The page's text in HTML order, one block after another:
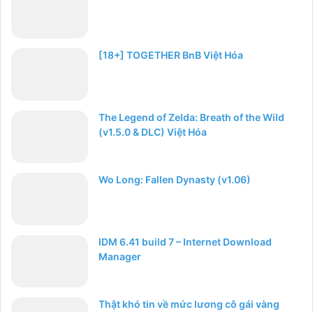
[18+] TOGETHER BnB Việt Hóa
The Legend of Zelda: Breath of the Wild
(v1.5.0 & DLC) Việt Hóa
Wo Long: Fallen Dynasty (v1.06)
IDM 6.41 build 7 – Internet Download
Manager
Thật khó tin về mức lương cô gái vàng